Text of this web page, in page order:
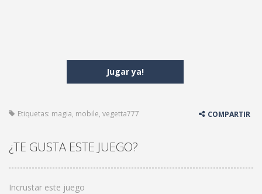
Jugar ya!
Etiquetas: magia, mobile, vegetta777 COMPARTIR
¿TE GUSTA ESTE JUEGO?
Incrustar este juego